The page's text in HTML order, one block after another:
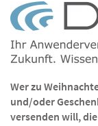
Wer zu
und/oder
versenden will,